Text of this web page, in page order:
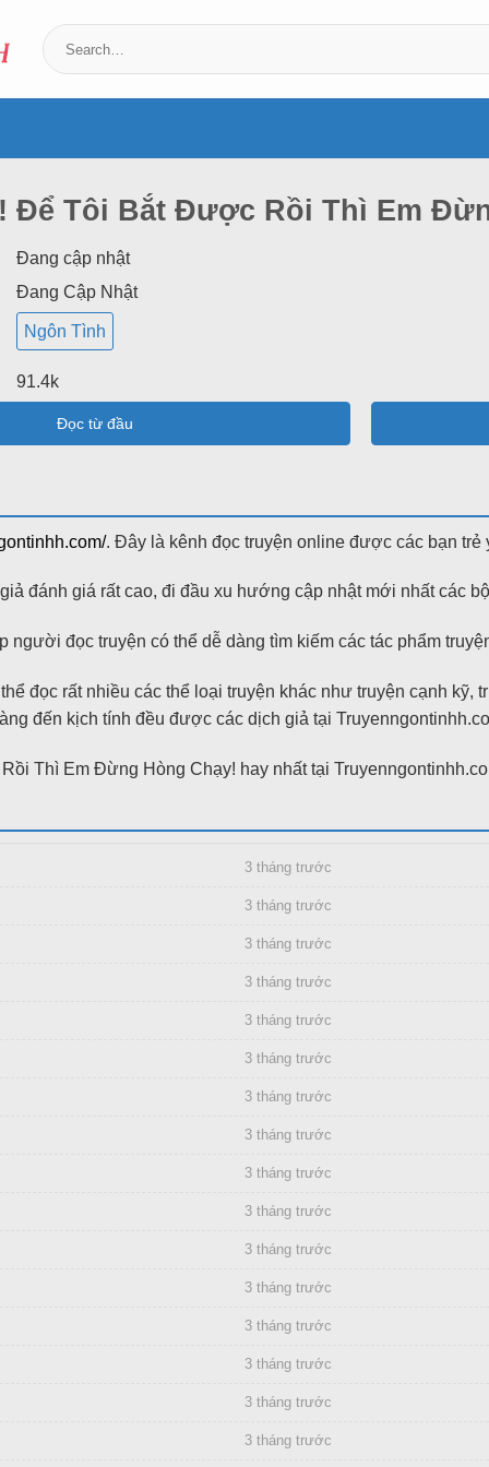
Để Tôi Bắt Được Rồi Thì Em
Đang cập nhật
Đang Cập Nhật
Ngôn Tình
91.4k
Đọc từ đầu
. Đây là kênh đọc truyện online được các bạn trẻ
đánh giá rất cao, đi đầu xu hướng cập nhật mới nhất các
người đọc truyện có thể dễ dàng tìm kiếm các tác phẩm
đọc rất nhiều các thể loại truyện khác như truyện cạnh kỹ,
đến kịch tính đều được các dịch giả tại
Thì Em Đừng Hòng Chạy! hay nhất tại
3 tháng trước
3 tháng trước
3 tháng trước
3 tháng trước
3 tháng trước
3 tháng trước
3 tháng trước
3 tháng trước
3 tháng trước
3 tháng trước
3 tháng trước
3 tháng trước
3 tháng trước
3 tháng trước
3 tháng trước
3 tháng trước